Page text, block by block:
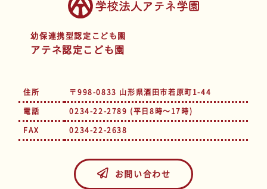
幼保連携型認定こども園
アテネ認定こども園
住所
〒998-0833 山形県酒田市若原町1-44
電話
0234-22-2789 (平日8時～17時)
FAX
0234-22-2638
お問い合わせ